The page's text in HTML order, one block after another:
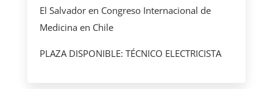
El Salvador en Congreso Internacional de
Medicina en Chile
PLAZA DISPONIBLE: TÉCNICO ELECTRICISTA